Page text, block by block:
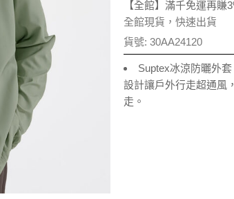
【全館】滿千免運再賺
全館現貨，快速出貨
貨號: 30AA24120
Suptex冰涼防曬外
設計讓戶外行走超通風
走。